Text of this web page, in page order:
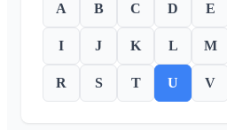
A B C D E
I J K L M
R S T U V